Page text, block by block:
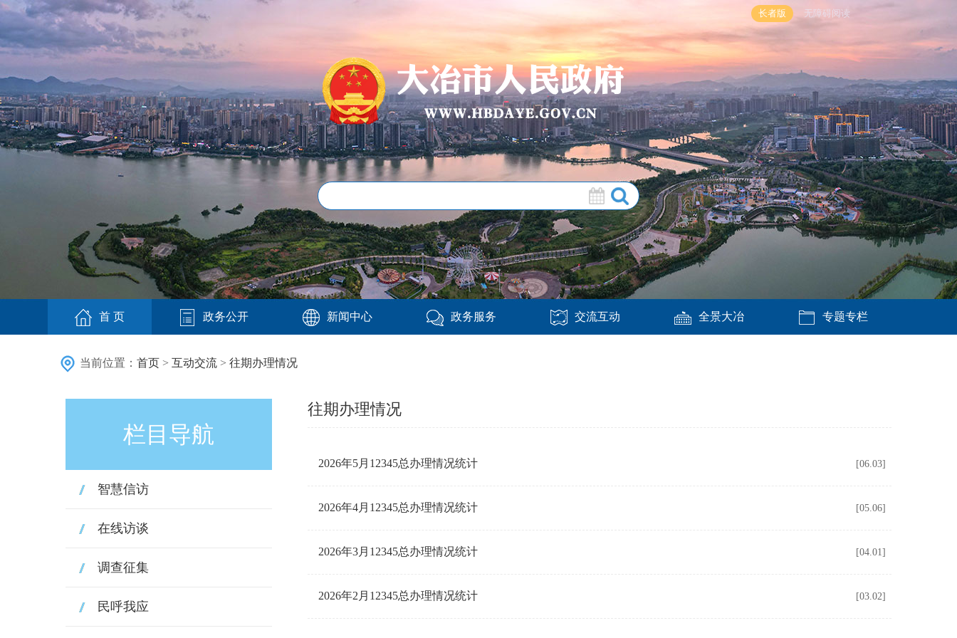
长者版 无障碍阅读
首 页 政务公开 新闻中心 政务服务 交流互动 全景大冶 专题专栏
当前位置： 首页 > 互动交流 > 往期办理情况
栏目导航
智慧信访
在线访谈
调查征集
民呼我应
往期办理情况
2026年5月12345总办理情况统计 [06.03]
2026年4月12345总办理情况统计 [05.06]
2026年3月12345总办理情况统计 [04.01]
2026年2月12345总办理情况统计 [03.02]